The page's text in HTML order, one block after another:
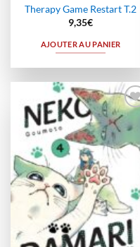
Therapy Game Restart T.2
9,35€
AJOUTER AU PANIER
Ajouter
à la